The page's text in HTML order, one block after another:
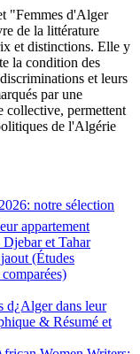
"Femmes d'Alger
de la littérature
et distinctions. Elle y
la condition des
et leurs
par une
collective, permettent
de l'Algérie
notre sélection
appartement
et Tahar
(Études
d¿Alger dans leur
& Résumé et